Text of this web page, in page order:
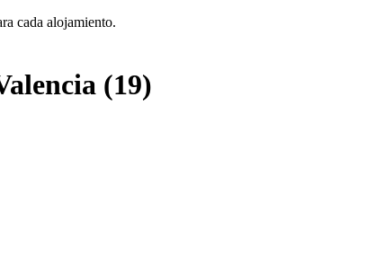
cada alojamiento.
(19)